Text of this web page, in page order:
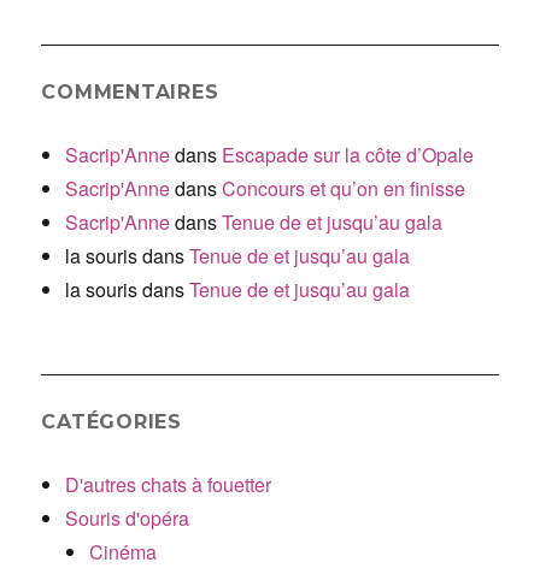
COMMENTAIRES
Sacrip'Annedans Escapade sur la côte d’Opale
Sacrip'AnnedansConcours et qu’on en finisse
Sacrip'AnnedansTenue de et jusqu’au gala
la sourisdansTenue de et jusqu’au gala
la sourisdansTenue de et jusqu’au gala
CATÉGORIES
D'autres chats à fouetter
Souris d'opéra
Cinéma